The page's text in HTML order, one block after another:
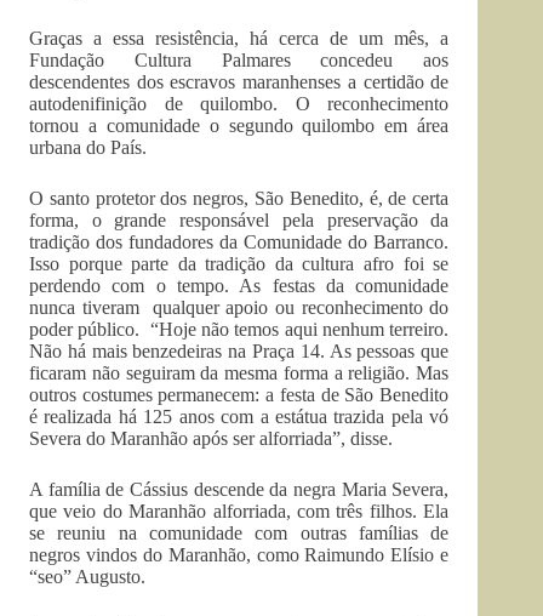
Graças a essa resistência, há cerca de um mês, a
Fundação Cultura Palmares concedeu aos
descendentes dos escravos maranhenses a certidão de
autodenifinição de quilombo. O reconhecimento
tornou a comunidade o segundo quilombo em área
urbana do País.
O santo protetor dos negros, São Benedito, é, de certa
forma, o grande responsável pela preservação da
tradição dos fundadores da Comunidade do Barranco.
Isso porque parte da tradição da cultura afro foi se
perdendo com o tempo. As festas da comunidade
nunca tiveram qualquer apoio ou reconhecimento do
poder público. “Hoje não temos aqui nenhum terreiro.
Não há mais benzedeiras na Praça 14. As pessoas que
ficaram não seguiram da mesma forma a religião. Mas
outros costumes permanecem: a festa de São Benedito
é realizada há 125 anos com a estátua trazida pela vó
Severa do Maranhão após ser alforriada”, disse.
A família de Cássius descende da negra Maria Severa,
que veio do Maranhão alforriada, com três filhos. Ela
se reuniu na comunidade com outras famílias de
negros vindos do Maranhão, como Raimundo Elísio e
“seo” Augusto.